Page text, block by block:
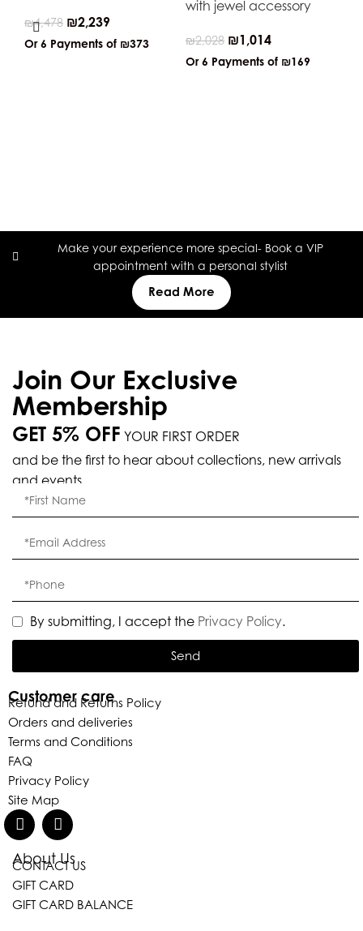
₪4,478 ₪2,239
Or 6 Payments of ₪373
with jewel accessory
₪2,028 ₪1,014
Or 6 Payments of ₪169
Make your experience more special- Book a VIP
appointment with a personal stylist
Read More
About Us
CONTACT US
GIFT CARD
GIFT CARD BALANCE
Customer care
Refund and Returns Policy
Orders and deliveries
Terms and Conditions
FAQ
Privacy Policy
Site Map
Join Our Exclusive
Membership
GET 5% OFF YOUR FIRST ORDER
and be the first to hear about collections, new arrivals
and events.
By submitting, I accept the Privacy Policy.
Send
Eleganza Israel